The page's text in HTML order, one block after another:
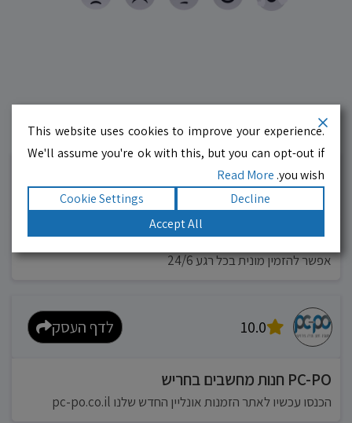
עסקים מומלצים!רוצים גם? לחצו כאן
10.0 לדף העסק
מוניות רחובות בילו
אפשר להזמין מונית בכל רגע 24/6
10.0 לדף העסק
PC-PO חנות מחשבים בחריש
הכנסו עכשיו לאתר הזמנות אונליין החדש שלנו pc-po.co.il
This website uses cookies to improve your experience.
We'll assume you're ok with this, but you can opt-out if
you wish.
Read More
Decline
Cookie Settings
Accept All